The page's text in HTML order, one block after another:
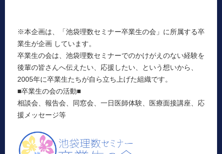
※本企画は、「池袋理数セミナー卒業生の会」に所属する卒
業生が企画 しています。
卒業生の会は、池袋理数セミナーでのかけがえのない経験を
後輩の皆さんへ伝えたい、応援したい、という想いから、
2005年に卒業生たちが自ら立ち上げた組織です。
■卒業生の会の活動■
相談会、報告会、同窓会、一日医師体験、医療面接講座、応
援メッセージ等